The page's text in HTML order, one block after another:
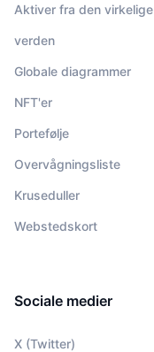
Aktiver fra den virkelige
verden
Globale diagrammer
NFT'er
Portefølje
Overvågningsliste
Kruseduller
Webstedskort
Sociale medier
X (Twitter)